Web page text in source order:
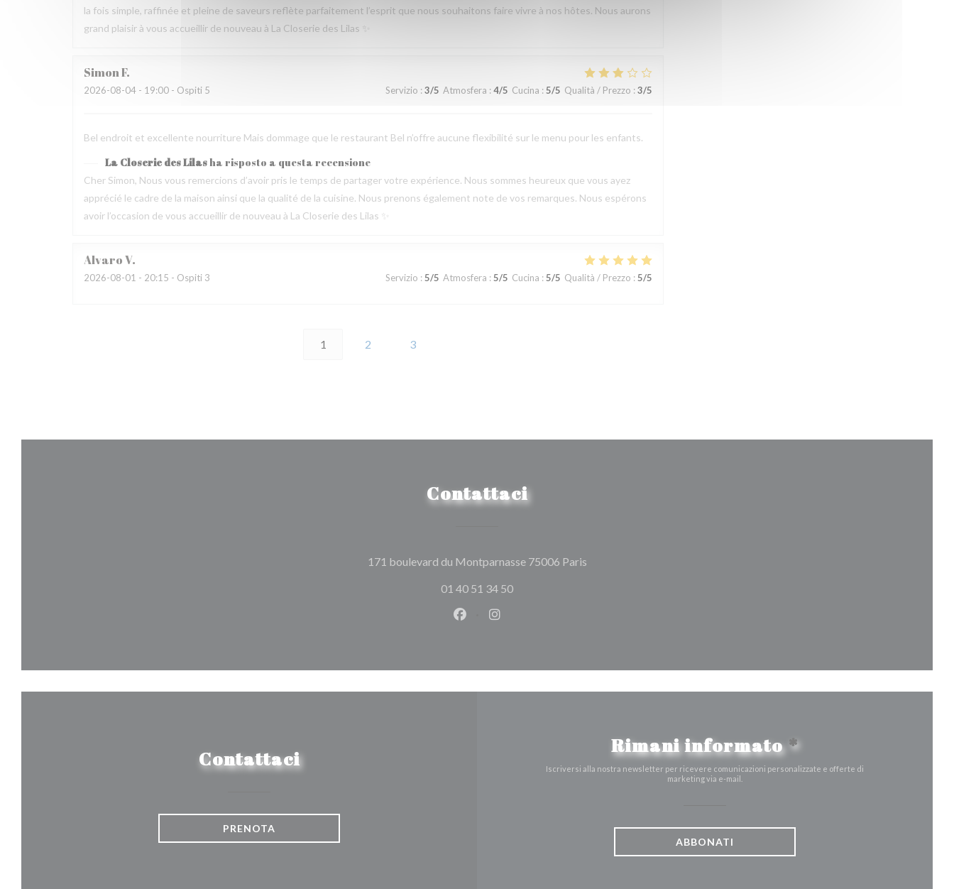
la fois simple, raffinée et pleine de saveurs reflète parfaitement l’esprit que nous souhaitons faire vivre à nos hôtes. Nous aurons
grand plaisir à vous accueillir de nouveau à La Closerie des Lilas ✨
SimonF
2026-08-04 - 19:00 - Ospiti 5 Servizio : 3/5 Atmosfera : 4/5 Cucina : 5/5 Qualità / Prezzo : 3/5
Bel endroit et excellente nourriture Mais dommage que le restaurant Bel n’offre aucune flexibilité sur le menu pour les enfants.
La Closerie des Lilasha risposto a questa recensione
Cher Simon, Nous vous remercions d’avoir pris le temps de partager votre expérience. Nous sommes heureux que vous ayez
apprécié le cadre de la maison ainsi que la qualité de la cuisine. Nous prenons également note de vos remarques. Nous espérons
avoir l’occasion de vous accueillir de nouveau à La Closerie des Lilas ✨
AlvaroV
2026-08-01 - 20:15 - Ospiti 3 Servizio : 5/5 Atmosfera : 5/5 Cucina : 5/5 Qualità / Prezzo : 5/5
1 2 3
Contattaci
171 boulevard du Montparnasse 75006 Paris((apre una nuova finestra))
01 40 51 34 50
Facebook ((apre una nuova finestra))
Instagram ((apre una nuova finestra))
Contattaci
PRENOTA
Rimani informato*
Iscriversi alla nostra newsletter per ricevere comunicazioni personalizzate e offerte di
marketing via e-mail.
ABBONATI